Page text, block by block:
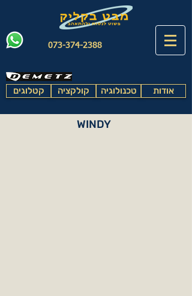
073-374-2388
קטלוגים קולקציה טכנולוגיה אודות
WINDY